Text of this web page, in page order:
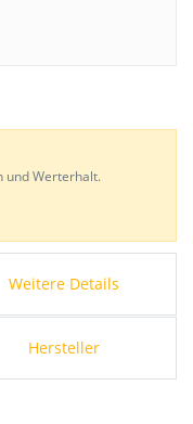
Weitere Details
Hersteller
und Werterhalt.